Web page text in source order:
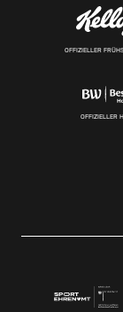
OFFIZIELLER
OFFIZIELLER